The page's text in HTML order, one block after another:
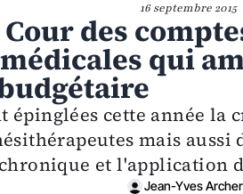
16 septembre 2015
des
qui
cette année la
mais aussi
et l'application
Jean-Yves Archer